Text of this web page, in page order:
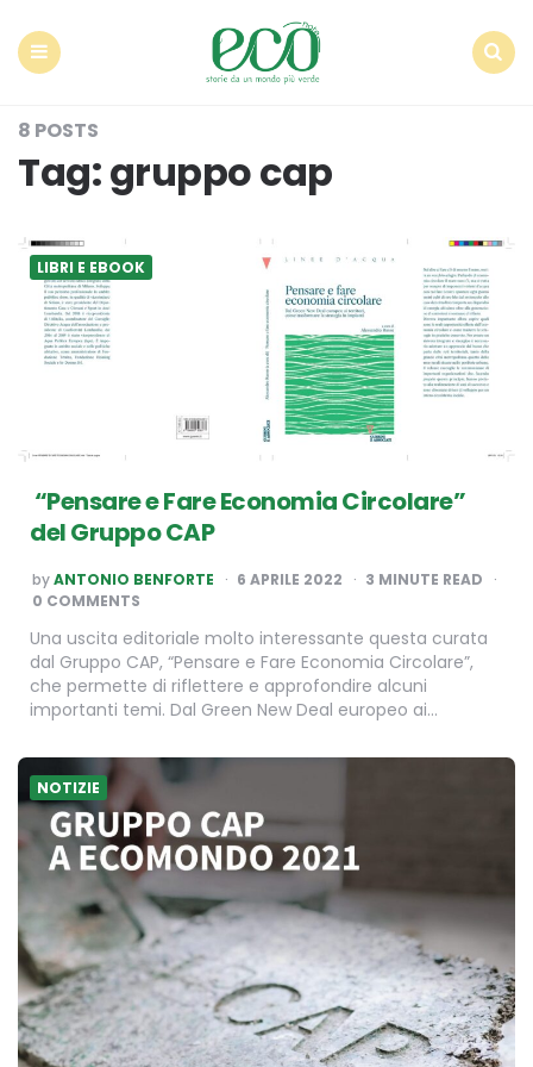
8 POSTS
Tag:gruppo cap
LIBRI E EBOOK
“Pensare e Fare Economia Circolare”
del Gruppo CAP
POSTED
BY
byANTONIO BENFORTE 6 APRILE 2022 3 MINUTE READ
0 COMMENTS
Una uscita editoriale molto interessante questa curata
dal Gruppo CAP, “Pensare e Fare Economia Circolare”,
che permette di riflettere e approfondire alcuni
importanti temi. Dal Green New Deal europeo ai…
NOTIZIE